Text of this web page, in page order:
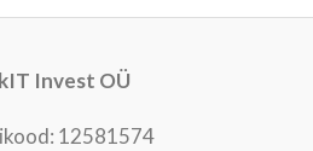
Invest OÜ
12581574